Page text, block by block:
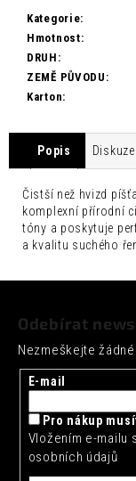
Kategorie:
Hmotnost:
DRUH :
ZEMĚ PŮVODU :
Karton:
Popis Diskuze
Čistší než hvizd
komplexní přírodní
tóny a poskytuje
a kvalitu suchého
D
o
p
o
č
e
m
e
0,275L
52
Kč
Odebírat
Nezmeškejte
E-mail
Pro nákup
Vložením e-mailu
osobních údajů